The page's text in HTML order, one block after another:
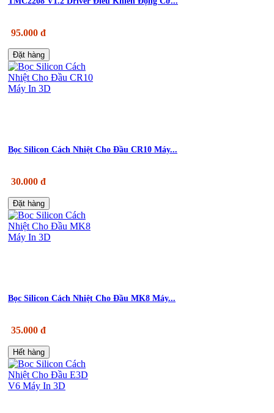
95.000 đ
Đặt hàng
Bọc Silicon Cách Nhiệt Cho Đầu CR10 Máy...
30.000 đ
Đặt hàng
Bọc Silicon Cách Nhiệt Cho Đầu MK8 Máy...
35.000 đ
Hết hàng